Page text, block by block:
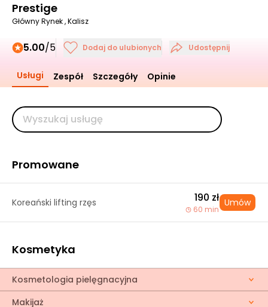
Prestige
Główny Rynek , Kalisz
5.00/5 Dodaj do ulubionych Udostępnij
Usługi Zespół Szczegóły Opinie
Promowane
Koreański lifting rzęs 190 zł
60 min
Umów
Kosmetyka
Kosmetologia pielęgnacyjna
Makijaż